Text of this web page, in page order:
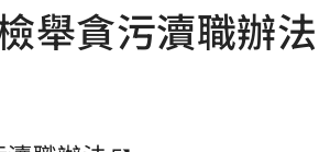
舉貪污瀆職辦法